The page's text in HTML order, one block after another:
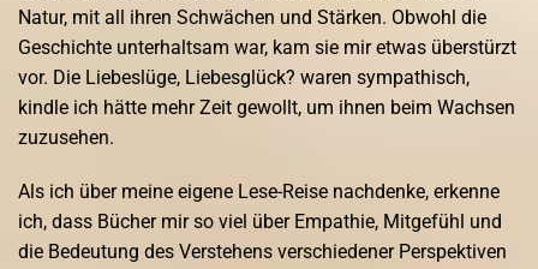
Natur, mit all ihren Schwächen und Stärken. Obwohl die
Geschichte unterhaltsam war, kam sie mir etwas überstürzt
vor. Die Liebeslüge, Liebesglück? waren sympathisch,
kindle ich hätte mehr Zeit gewollt, um ihnen beim Wachsen
zuzusehen.
Als ich über meine eigene Lese-Reise nachdenke, erkenne
ich, dass Bücher mir so viel über Empathie, Mitgefühl und
die Bedeutung des Verstehens verschiedener Perspektiven